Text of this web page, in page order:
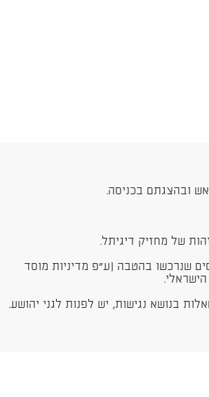
ובהצגתם בכניסה.
של מחזיק דיגיתל.
שנרכשו בהטבה (ע"פ מדיניות מוסד
בנושא נגישות, יש לפנות לגני יהושע.